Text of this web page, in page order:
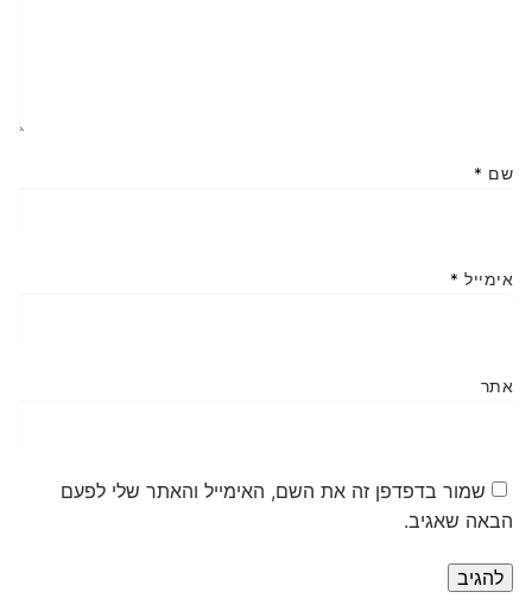
שם *
אימייל *
אתר
שמור בדפדפן זה את השם, האימייל והאתר שלי לפעם
הבאה שאגיב.